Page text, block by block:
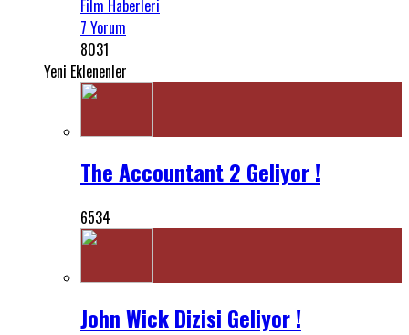
Film Haberleri
7 Yorum
8031
Yeni Eklenenler
The Accountant 2 Geliyor !
6534
John Wick Dizisi Geliyor !